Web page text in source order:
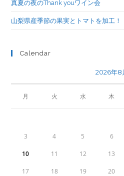
真夏の夜のThank youワイン会
山梨県産季節の果実とトマトを加工！
Calendar
2026年8
月 火 水 木
3 4 5 6
10 11 12 13
17 18 19 20